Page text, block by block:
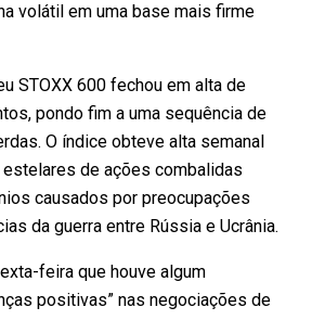
volátil em uma base mais firme
STOXX 600 fechou em alta de
pondo fim a uma sequência de
O índice obteve alta semanal
estelares de ações combalidas
causados por preocupações
da guerra entre Rússia e Ucrânia.
feira que houve algum
positivas” nas negociações de